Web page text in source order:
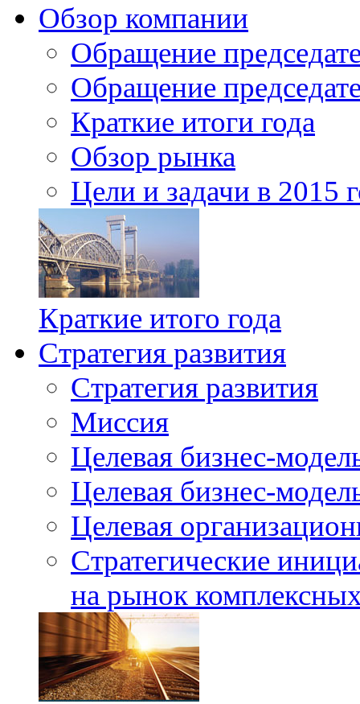
Обзор компании
Обращение
Обращение
Краткие итоги года
Обзор рынка
Цели и задачи в 2015
Краткие итого года
Стратегия развития
Стратегия развития
Миссия
Целевая бизнес-
Целевая бизнес-
Целевая
Стратегические
на рынок